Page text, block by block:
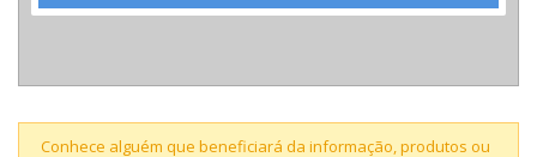
Conhece alguém que beneficiará da informação, produtos ou